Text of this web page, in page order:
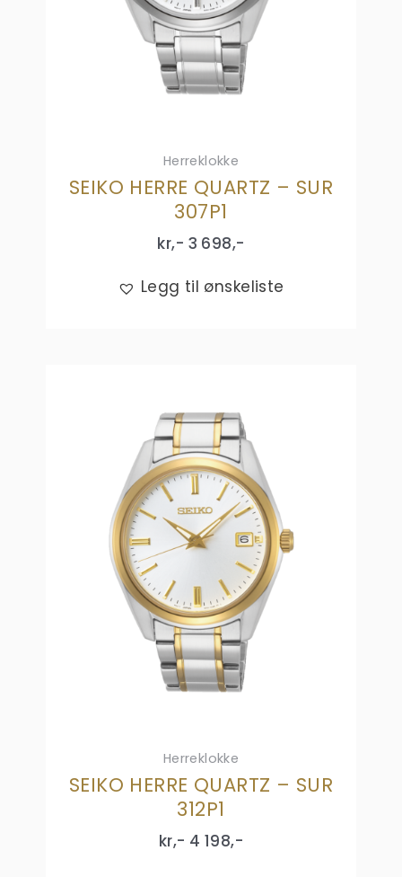
Herreklokke
SEIKO HERRE QUARTZ – SUR
307P1
kr,- 3 698,-
Legg til ønskeliste
Herreklokke
SEIKO HERRE QUARTZ – SUR
312P1
kr,- 4 198,-